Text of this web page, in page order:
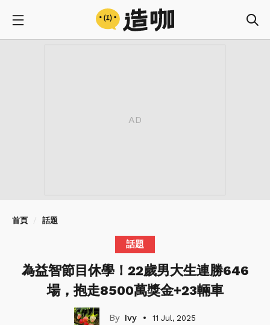
首頁 話題
話題
為益智節目休學！22歲男大生連勝646
場，抱走8500萬獎金+23輛車
Ivy 11 Jul, 2025